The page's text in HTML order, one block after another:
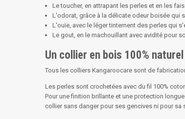
Le toucher, en attrapant les perles et en les
L'odorat, grâce à la délicate odeur boisée qui
L'ouïe, avec le léger tintement des perles qui
Le gout, en le machouillant avec avidité pour
Un collier en bois 100%
Tous les colliers Kangaroocare sont de
Les perles sont crochetées avec du fil 100%
Pour une finition brillante et une protection
collier sans danger pour ses gencives ni pour sa